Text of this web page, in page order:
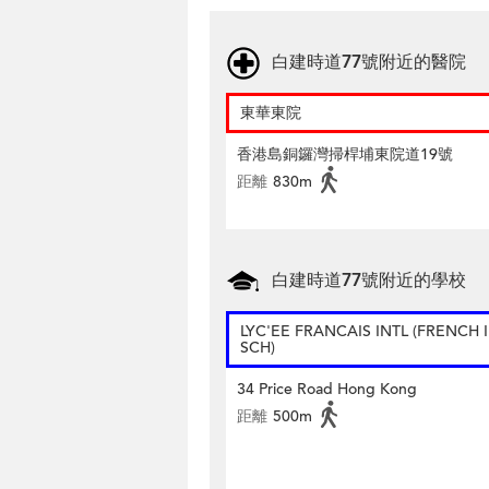
白建時道77號附近的醫院
東華東院
香港島銅鑼灣掃桿埔東院道19號
距離 830m
白建時道77號附近的學校
LYC'EE FRANCAIS INTL (FRENCH
SCH)
34 Price Road Hong Kong
距離 500m